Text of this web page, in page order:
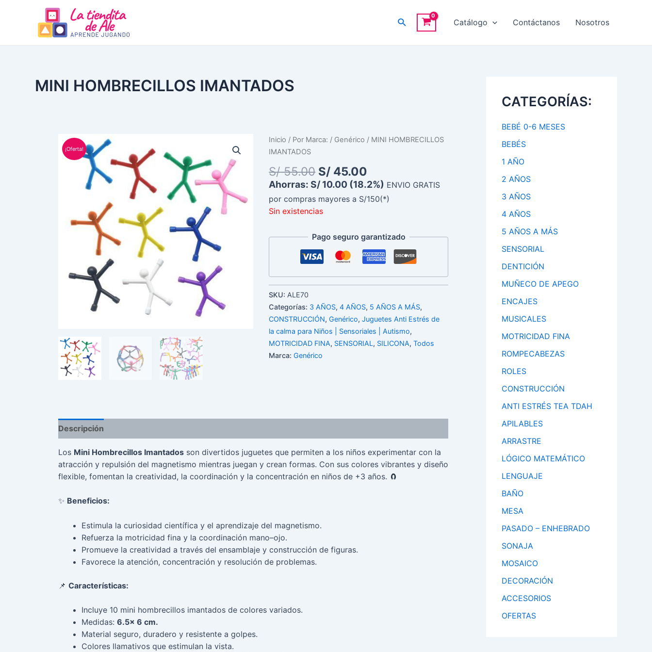
Buscar Catálogo Contáctanos Nosotros
MINI HOMBRECILLOS IMANTADOS
¡Oferta!
Inicio / Por Marca: / Genérico / MINI HOMBRECILLOS
IMANTADOS
S/55.00
El
original
era:
S/ 55.00.
S/ 45.00
El
S/ 45.00.
Ahorras: S/ 10.00 (18.2%) ENVIO GRATIS
por compras mayores a S/150(*)
Sin existencias
Pago seguro garantizado
SKU: ALE70
Categorías: 3 AÑOS,4 AÑOS, 5 AÑOS A MÁS,
CONSTRUCCIÓN,Genérico,Juguetes Anti Estrés de
la calma para Niños | Sensoriales | Autismo,
MOTRICIDAD FINA, SENSORIAL, SILICONA,Todos
Marca:Genérico
Descripción
Los Mini Hombrecillos Imantados son divertidos juguetes que permiten a los niños experimentar con la
atracción y repulsión del magnetismo mientras juegan y crean formas. Con sus colores vibrantes y diseño
flexible, fomentan la creatividad, la coordinación y la concentración en niños de +3 años. 🧲
✨ Beneficios:
Estimula la curiosidad científica y el aprendizaje del magnetismo.
Refuerza la motricidad fina y la coordinación mano–ojo.
Promueve la creatividad a través del ensamblaje y construcción de figuras.
Favorece la atención, concentración y resolución de problemas.
📌 Características:
Incluye 10 mini hombrecillos imantados de colores variados.
Medidas: 6.5x 6 cm.
Material seguro, duradero y resistente a golpes.
Colores llamativos que estimulan la vista.
CATEGORÍAS:
BEBÉ 0-6 MESES
BEBÉS
1 AÑO
2 AÑOS
3 AÑOS
4 AÑOS
5 AÑOS A MÁS
SENSORIAL
DENTICIÓN
MUÑECO DE APEGO
ENCAJES
MUSICALES
MOTRICIDAD FINA
ROMPECABEZAS
ROLES
CONSTRUCCIÓN
ANTI ESTRÉS TEA TDAH
APILABLES
ARRASTRE
LÓGICO MATEMÁTICO
LENGUAJE
BAÑO
MESA
PASADO – ENHEBRADO
SONAJA
MOSAICO
DECORACIÓN
ACCESORIOS
OFERTAS